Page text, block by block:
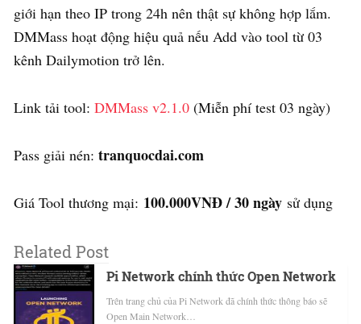
giới hạn theo IP trong 24h nên thật sự không hợp lắm.
DMMass hoạt động hiệu quả nếu Add vào tool từ 03
kênh Dailymotion trở lên.
Link tải tool: DMMass v2.1.0 (Miễn phí test 03 ngày)
Pass giải nén: tranquocdai.com
Giá Tool thương mại: 100.000VNĐ / 30 ngày sử dụng
Related Post
Pi Network chính thức Open Network
Trên trang chủ của Pi Network đã chính thức thông báo sẽ
Open Main Network…